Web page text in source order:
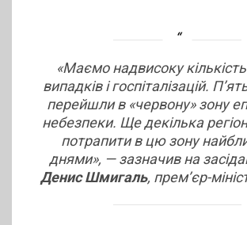
«Маємо надвисоку
випадків і госпіталізацій.
перейшли в «червону» зону
небезпеки. Ще декілька
потрапити в цю зону
днями», — зазначив на
Денис Шмигаль, прем’єр-